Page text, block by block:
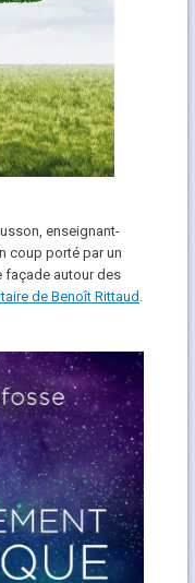
enseignant-
coup porté par un
façade autour des
de Benoît Rittaud